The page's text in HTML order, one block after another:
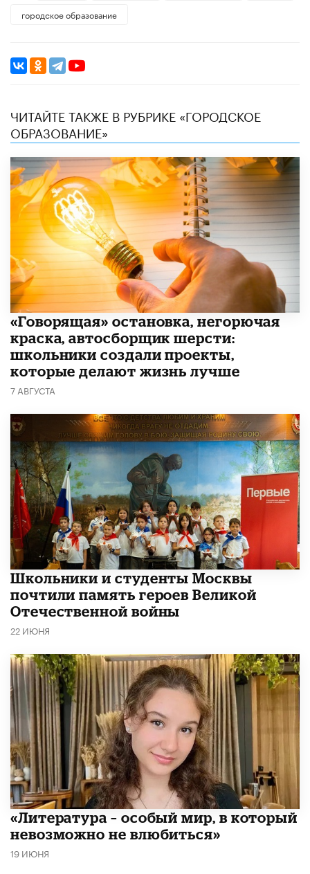
городское образование
ЧИТАЙТЕ ТАКЖЕ В РУБРИКЕ «ГОРОДСКОЕ
ОБРАЗОВАНИЕ»
​«Говорящая» остановка, негорючая
краска, автосборщик шерсти:
школьники создали проекты,
которые делают жизнь лучше
7 АВГУСТА
Школьники и студенты Москвы
почтили память героев Великой
Отечественной войны
22 ИЮНЯ
​«Литература – особый мир, в который
невозможно не влюбиться»
19 ИЮНЯ